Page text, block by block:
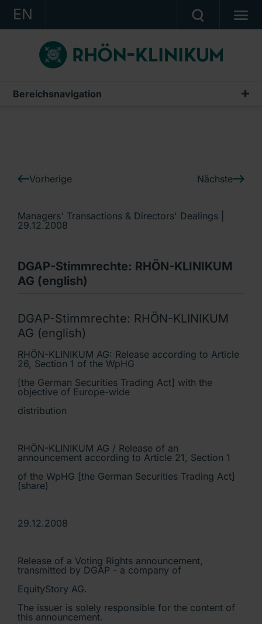
EN
KONZERN
KLINIKEN
KARRIERE
Ein Unternehmen der RHÖN-KLINIKUM AG
Bereichsnavigation
IR-News
Vorherige Nächste
Managers' Transactions & Directors' Dealings |
29.12.2008
DGAP-Stimmrechte: RHÖN-KLINIKUM
AG (english)
DGAP-Stimmrechte: RHÖN-KLINIKUM
AG (english)
RHÖN-KLINIKUM AG: Release according to Article
26, Section 1 of the WpHG
[the German Securities Trading Act] with the
objective of Europe-wide
distribution
RHÖN-KLINIKUM AG / Release of an
announcement according to Article 21, Section 1
of the WpHG [the German Securities Trading Act]
(share)
29.12.2008
Release of a Voting Rights announcement,
transmitted by DGAP - a company of
EquityStory AG.
The issuer is solely responsible for the content of
this announcement.